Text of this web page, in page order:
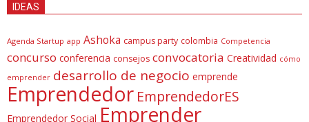
IDEAS
Agenda Startup app Ashoka campus party colombia Competencia
concurso conferencia consejos convocatoria Creatividad cómo
emprender desarrollo de negocio emprende
Emprendedor EmprendedorES
Emprendedor Social Emprender